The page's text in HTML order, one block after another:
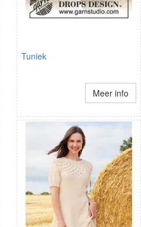
Tuniek
Meer info